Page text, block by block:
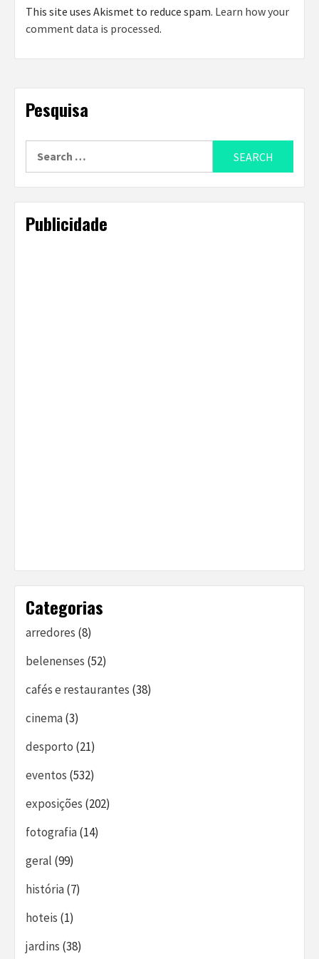
This site uses Akismet to reduce spam. Learn how your
comment data is processed.
Pesquisa
Publicidade
Categorias
arredores (8)
belenenses (52)
cafés e restaurantes (38)
cinema(3)
desporto (21)
eventos (532)
exposições (202)
fotografia(14)
geral (99)
história(7)
hoteis (1)
jardins (38)